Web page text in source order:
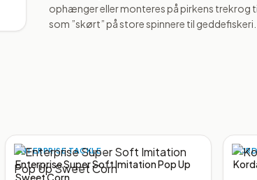
ophænger eller monteres på pirkens trekrog
som ”skørt” på store spinnere til
ENTERPRISE TACKLE
Enterprise Super Soft Imitation Pop Up
Sweet Corn